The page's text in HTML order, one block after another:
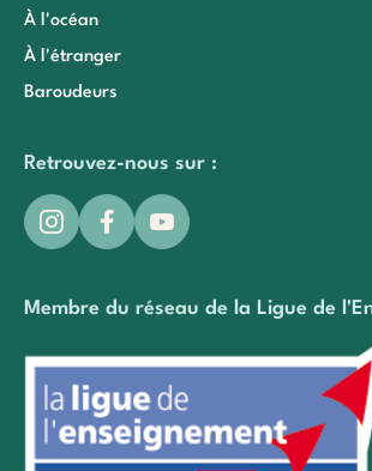
À l'océan
À l'étranger
Baroudeurs
Retrouvez-nous sur :
Membre du réseau de la Ligue de